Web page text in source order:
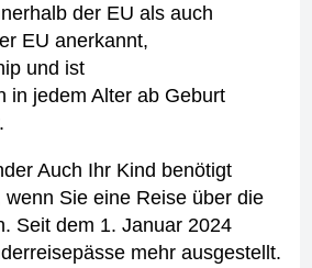
der EU als auch
EU anerkannt,
und ist
in jedem Alter ab Geburt
Auch Ihr Kind benötigt
Sie eine Reise über die
Seit dem 1. Januar 2024
mehr ausgestellt.